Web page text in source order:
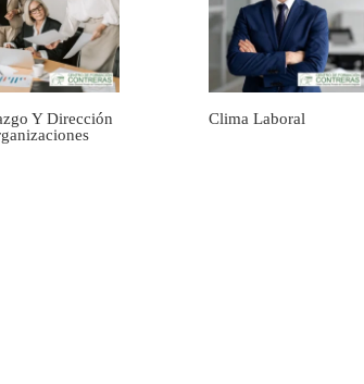
Y Dirección
Clima Laboral